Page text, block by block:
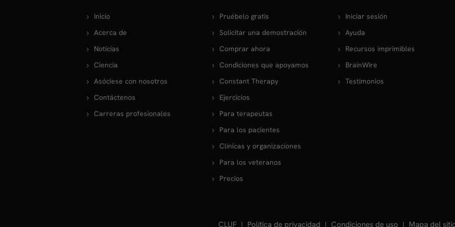
Inicio
Acerca de
Noticias
Ciencia
Asóciese con nosotros
Contáctenos
Carreras profesionales
Pruébelo gratis
Solicitar una demostración
Comprar ahora
Condiciones que apoyamos
Constant Therapy
Ejercicios
Para terapeutas
Para los pacientes
Clínicas y organizaciones
Para los veteranos
Precios
Iniciar sesión
Ayuda
Recursos imprimibles
BrainWire
Testimonios
CLUF Política de privacidad Condiciones de uso Mapa del